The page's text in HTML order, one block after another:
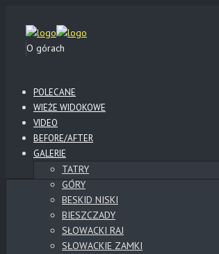
O górach
POLECANE
WIEŻE WIDOKOWE
VIDEO
BEFORE/AFTER
GALERIE
TATRY
GÓRY
BESKID NISKI
BIESZCZADY
SŁOWACKI RAJ
SŁOWACKIE ZAMKI